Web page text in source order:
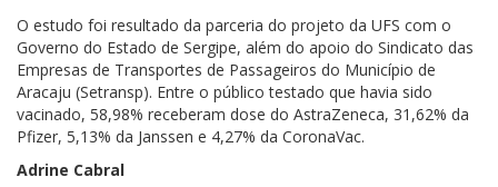
O estudo foi resultado da parceria do projeto da UFS com o
Governo do Estado de Sergipe, além do apoio do Sindicato das
Empresas de Transportes de Passageiros do Município de
Aracaju (Setransp). Entre o público testado que havia sido
vacinado, 58,98% receberam dose do AstraZeneca, 31,62% da
Pfizer, 5,13% da Janssen e 4,27% da CoronaVac.
Adrine Cabral